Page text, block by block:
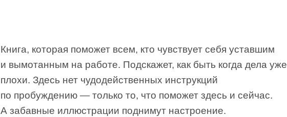
Книга, которая поможет всем, кто чувствует себя уставшим
и вымотанным на работе. Подскажет, как быть когда дела уже
плохи. Здесь нет чудодейственных инструкций
по пробуждению — только то, что поможет здесь и сейчас.
А забавные иллюстрации поднимут настроение.